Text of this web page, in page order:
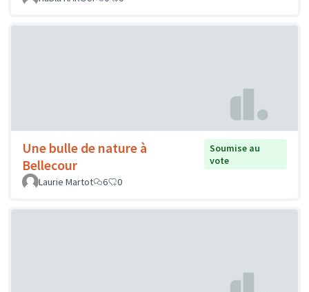
Une bulle de nature à
Bellecour
Soumise au
vote
Laurie Martot
6 0